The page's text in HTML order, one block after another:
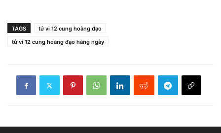
TAGS
tử vi 12 cung hoàng đạo
tử vi 12 cung hoàng đạo hàng ngày